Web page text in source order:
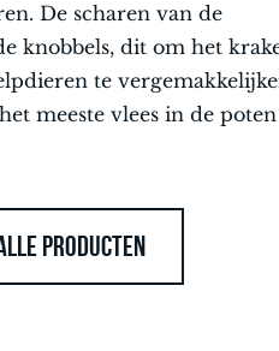
De scharen van de
knobbels, dit om het
te
meeste vlees in de poten
PRODUCTEN